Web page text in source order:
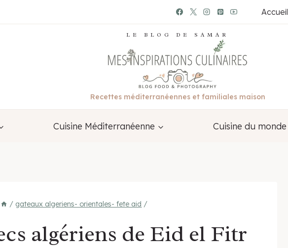
Accueil
LE BLOG DE SAMAR
Recettes méditerranéennes et familiales maison
Cuisine Méditerranéenne Cuisine du monde
/ gateaux algeriens- orientales- fete aid /
algériens de Eid el Fitr